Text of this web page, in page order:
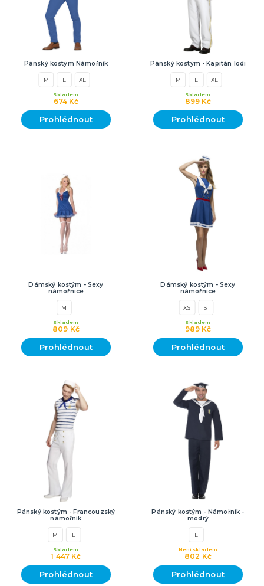
Pánský kostým Námořník
M L XL
674 Kč
Skladem
Prohlédnout
Pánský kostým - Kapitán lodi
M L XL
899 Kč
Skladem
Prohlédnout
Dámský kostým - Sexy
námořnice
M
809 Kč
Skladem
Prohlédnout
Dámský kostým - Sexy
námořnice
XS S
989 Kč
Skladem
Prohlédnout
Pánský kostým - Francouzský
námořník
M L
1 447 Kč
Skladem
Prohlédnout
Pánský kostým - Námořník -
modrý
L
802 Kč
Není skladem
Prohlédnout